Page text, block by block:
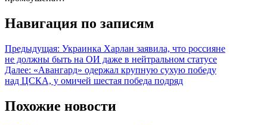
Навигация по записям
Предыдущая: Украинка Харлан заявила, что россияне
не должны быть на ОИ даже в нейтральном статусе
Далее: «Авангард» одержал крупную сухую победу
над ЦСКА, у омичей шестая победа подряд
Похожие новости